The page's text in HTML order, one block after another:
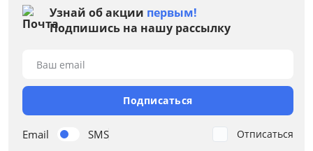
Узнай об акции первым!
Подпишись на нашу рассылку
Email SMS
Ваш email
Подписаться
Отписаться